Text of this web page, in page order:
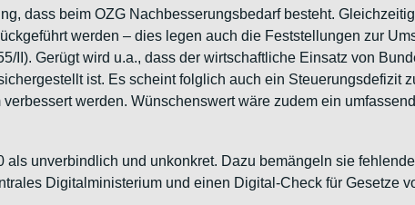
dass beim OZG Nachbesserungsbedarf besteht.
werden – dies legen auch die Feststellungen zur
II). Gerügt wird u.a., dass der wirtschaftliche Einsatz von
ist. Es scheint folglich auch ein
werden. Wünschenswert wäre zudem ein
als unverbindlich und unkonkret. Dazu bemängeln sie
Digitalministerium und einen Digital-Check für Gesetze